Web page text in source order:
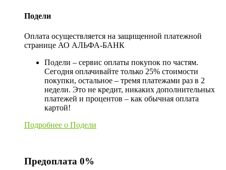
Подели
Оплата осуществляется на защищенной платежной
странице АО АЛЬФА-БАНК
Подели – сервис оплаты покупок по частям.
Сегодня оплачивайте только 25% стоимости
покупки, остальное – тремя платежами раз в 2
недели. Это не кредит, никаких дополнительных
платежей и процентов – как обычная оплата
картой!
Подробнее о Подели
Предоплата 0%